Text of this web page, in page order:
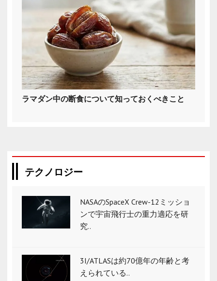
ラマダン中の断食について知っておくべきこと
テクノロジー
NASAのSpaceX Crew-12ミッショ
ンで宇宙飛行士の重力適応を研
究..
3I/ATLASは約70億年の年齢と考
えられている..